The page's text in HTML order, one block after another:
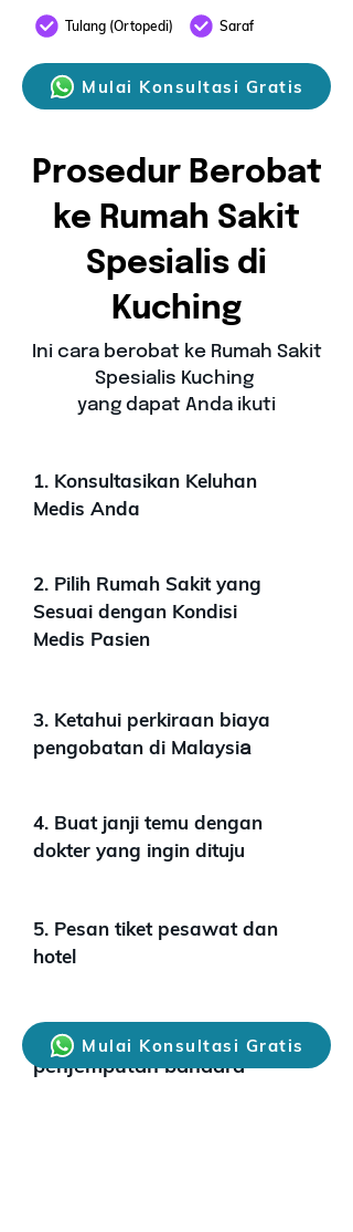
Tulang (Ortopedi) Saraf
Mulai Konsultasi Gratis
Prosedur Berobat
ke Rumah Sakit
Spesialis di
Kuching
Ini cara berobat ke Rumah Sakit
Spesialis Kuching
yang dapat Anda ikuti
1. Konsultasikan Keluhan
Medis Anda
2. Pilih Rumah Sakit yang
Sesuai dengan Kondisi
Medis Pasien
3. Ketahui perkiraan biaya
pengobatan di Malaysia
4. Buat janji temu dengan
dokter yang ingin dituju
5. Pesan tiket pesawat dan
hotel
6. Pesan layanan
penjemputan bandara
Mulai Konsultasi Gratis